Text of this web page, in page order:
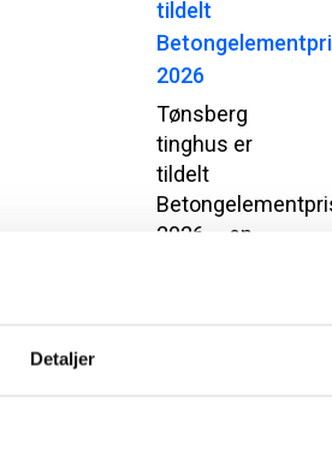
Detaljer
tildelt
2026
Tønsberg
tinghus er
tildelt
2026 – en
byggverk